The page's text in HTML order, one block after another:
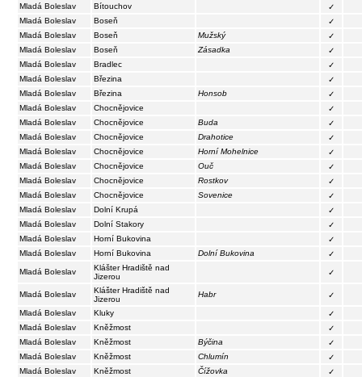
Mladá Boleslav
Bítouchov
✓
Mladá Boleslav
Boseň
✓
Mladá Boleslav
Boseň Mužský
✓
Mladá Boleslav
Boseň Zásadka
✓
Mladá Boleslav
Bradlec
✓
Mladá Boleslav
Březina
✓
Mladá Boleslav
Březina Honsob
✓
Mladá Boleslav
Chocnějovice
✓
Mladá Boleslav
Chocnějovice Buda
✓
Mladá Boleslav
Chocnějovice Drahotice
✓
Mladá Boleslav
Chocnějovice Horní Mohelnice
✓
Mladá Boleslav
Chocnějovice Ouč
✓
Mladá Boleslav
Chocnějovice Rostkov
✓
Mladá Boleslav
Chocnějovice Sovenice
✓
Mladá Boleslav
Dolní Krupá
✓
Mladá Boleslav
Dolní Stakory
✓
Mladá Boleslav
Horní Bukovina
✓
Mladá Boleslav
Horní Bukovina Dolní Bukovina
✓
Mladá Boleslav
Klášter Hradiště nad
Jizerou
✓
Mladá Boleslav
Klášter Hradiště nad
Jizerou
Habr
✓
Mladá Boleslav
Kluky
✓
Mladá Boleslav
Kněžmost
✓
Mladá Boleslav
Kněžmost Býčina
✓
Mladá Boleslav
Kněžmost Chlumín
✓
Mladá Boleslav
Kněžmost Čížovka
✓